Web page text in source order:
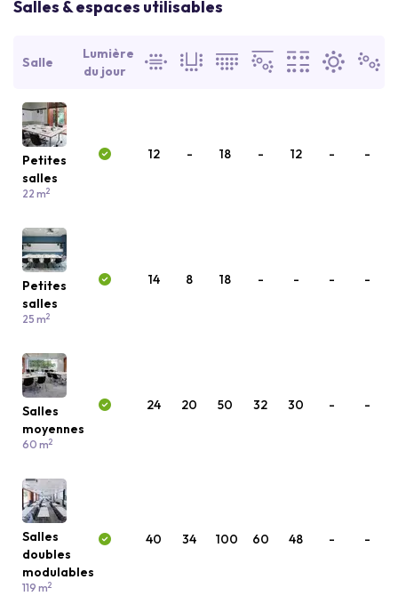
Salles & espaces utilisables
Salle
Lumière
du jour
Petites
salles
22 m2
12 - 18 - 12 - -
Petites
salles
25 m2
14 8 18 - - - -
Salles
moyennes
60 m2
24 20 50 32 30 - -
Salles
doubles
modulables
119 m2
40 34 100 60 48 - -